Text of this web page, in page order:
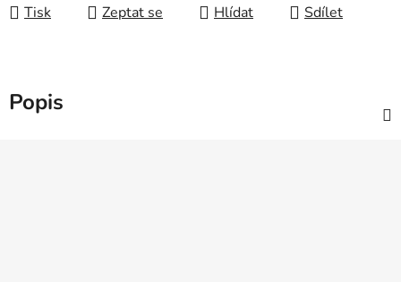
Tisk Zeptat se Hlídat Sdílet
Popis